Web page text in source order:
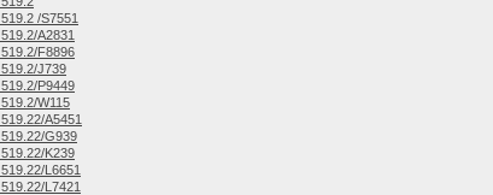
519.2 /S7551
519.2/A2831
519.2/F8896
519.2/J739
519.2/P9449
519.2/W115
519.22/A5451
519.22/G939
519.22/K239
519.22/L6651
519.22/L7421